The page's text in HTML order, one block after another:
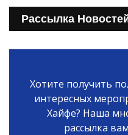
Рассылка
Хотите получить
интересных
Хайфе? Наша
рассылка